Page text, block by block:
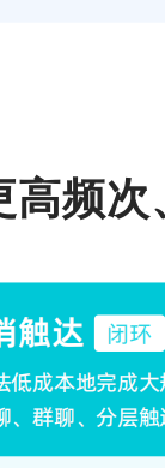
高频次